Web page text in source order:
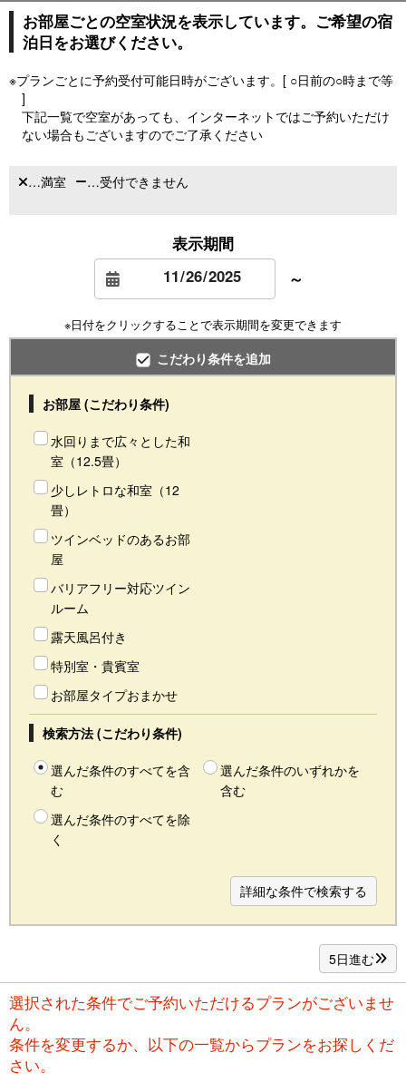
お部屋ごとの空室状況を表示しています。ご希望の宿
泊日をお選びください。
※プランごとに予約受付可能日時がございます。[ ○日前の○時まで等
]
下記一覧で空室があっても、インターネットではご予約いただけ
ない場合もございますのでご了承ください
…満室 …受付できません
表示期間
～
※日付をクリックすることで表示期間を変更できます
こだわり条件を追加
お部屋 (こだわり条件)
水回りまで広々とした和
室（12.5畳）
少しレトロな和室（12
畳）
ツインベッドのあるお部
屋
バリアフリー対応ツイン
ルーム
露天風呂付き
特別室・貴賓室
お部屋タイプおまかせ
検索方法 (こだわり条件)
選んだ条件のすべてを含
む
選んだ条件のいずれかを
含む
選んだ条件のすべてを除
く
詳細な条件で検索する
5日進む
選択された条件でご予約いただけるプランがございませ
ん。
条件を変更するか、以下の一覧からプランをお探しくだ
さい。